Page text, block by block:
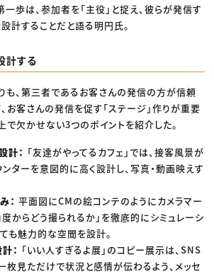
歩は、参加者を「主役」と捉え、彼らが発信す
計することだと語る明円氏。
計する
も、第三者であるお客さんの発信の方が信頼
お客さんの発信を促す「ステージ」作りが重要
で欠かせない3つのポイントを紹介した。
計： 「友達がやってるカフェ」では、接客風景が
ンターを意図的に高く設計し、写真・動画映えす
： 平面図にCMの絵コンテのようにカメラマー
度からどう撮られるか」を徹底的にシミュレーシ
も魅力的な空間を設計。
： 「いい人すぎるよ展」のコピー展示は、SNS
枚見ただけで状況と感情が伝わるよう、メッセ